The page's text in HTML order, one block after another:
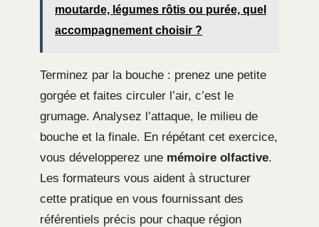
moutarde, légumes rôtis ou purée, quel
accompagnement choisir ?
Terminez par la bouche : prenez une petite
gorgée et faites circuler l’air, c’est le
grumage. Analysez l’attaque, le milieu de
bouche et la finale. En répétant cet exercice,
vous développerez une mémoire olfactive.
Les formateurs vous aident à structurer
cette pratique en vous fournissant des
référentiels précis pour chaque région